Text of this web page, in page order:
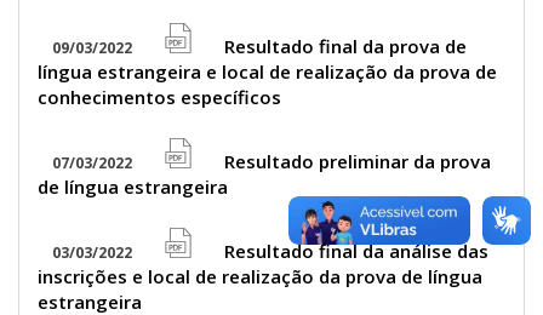
pdf
icon
09/03/2022
file
pdf
icon
Resultado final da prova de
língua estrangeira e local de realização da prova de
conhecimentos específicos
07/03/2022
file
pdf
icon
Resultado preliminar da prova
de língua estrangeira
03/03/2022
file
Resultado final da análise das
inscrições e local de realização da prova de língua
estrangeira